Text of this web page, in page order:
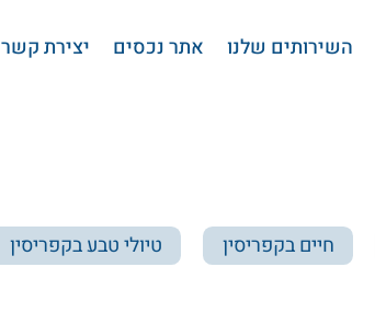
השירותים שלנו אתר נכסים יצירת קשר
חיים בקפריסין טיולי טבע בקפריסין